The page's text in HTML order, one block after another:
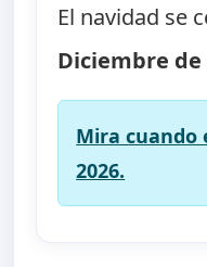
El navidad se
Diciembre de
Mira cuando
2026.